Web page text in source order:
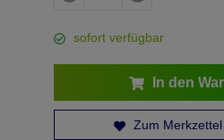
sofort verfügbar
In den
Zum